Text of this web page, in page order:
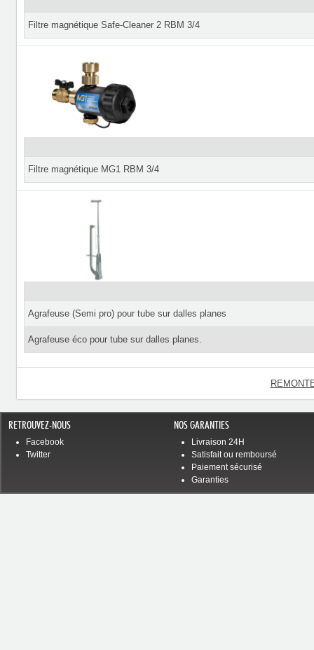
Filtre magnétique Safe-Cleaner 2 RBM 3/4
Filtre magnétique MG1 RBM 3/4
Agrafeuse (Semi pro) pour tube sur dalles planes
Agrafeuse éco pour tube sur dalles planes.
RETROUVEZ-NOUS
Facebook
Twitter
NOS GARANTIES
Livraison 24H
Satisfait ou remboursé
Paiement sécurisé
Garanties